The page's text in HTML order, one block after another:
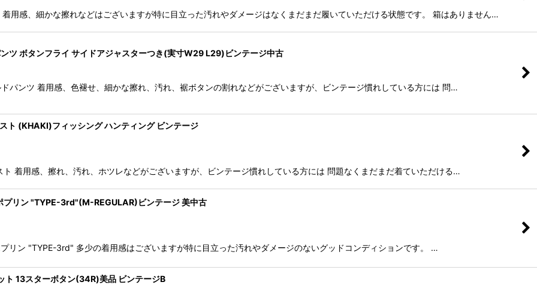
用感、細かな擦れなどはございますが特に目立った汚れやダメージはなくまだまだ履いていただける状態です。 箱はありません…
ツ ボタンフライ サイドアジャスターつき(実寸W29 L29)ビンテージ中古
パンツ 着用感、色褪せ、細かな擦れ、汚れ、裾ボタンの割れなどがございますが、ビンテージ慣れしている方には 問…
ト (KHAKI)フィッシング ハンティング ビンテージ
着用感、擦れ、汚れ、ホツレなどがございますが、ビンテージ慣れしている方には 問題なくまだまだ着ていただける…
プリン "TYPE-3rd"(M-REGULAR)ビンテージ 美中古
リン "TYPE-3rd" 多少の着用感はございますが特に目立った汚れやダメージのないグッドコンディションです。 …
13スターボタン(34R)美品 ビンテージB